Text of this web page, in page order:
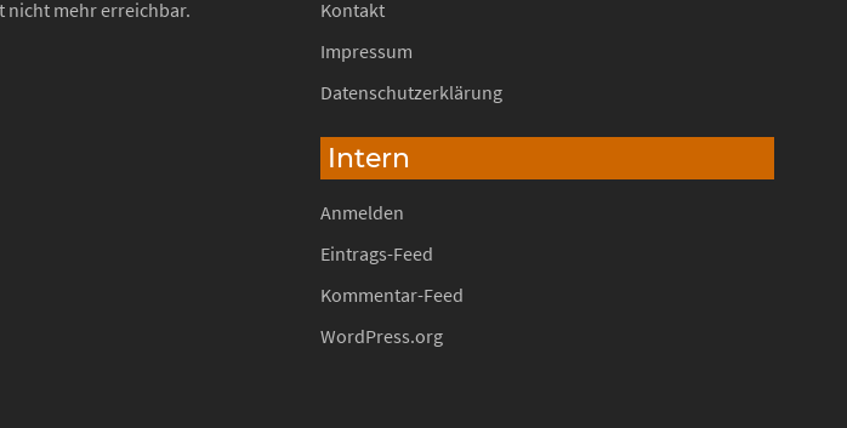
nicht mehr erreichbar.
Kontakt
Impressum
Datenschutzerklärung
Intern
Anmelden
Eintrags-Feed
Kommentar-Feed
WordPress.org